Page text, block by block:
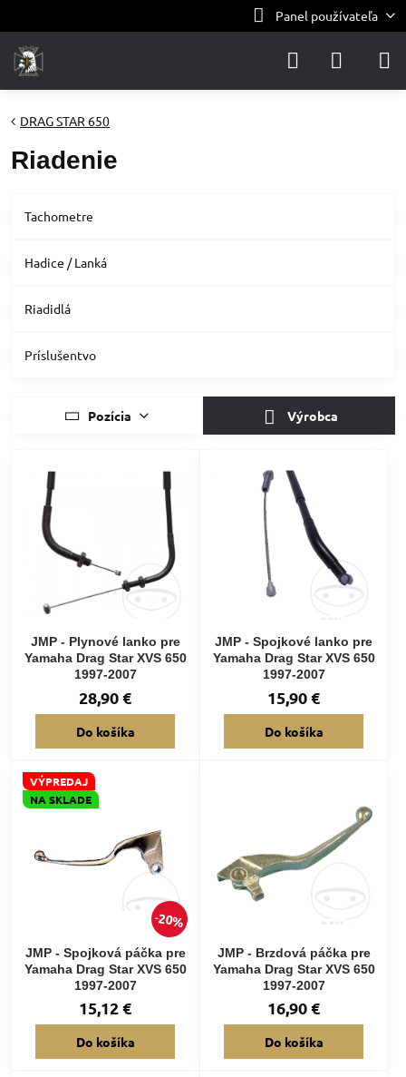
Panel používateľa
DRAG STAR 650
Riadenie
Tachometre
Hadice / Lanká
Riadidlá
Príslušentvo
Pozícia Výrobca
JMP - Plynové lanko pre
Yamaha Drag Star XVS 650
1997-2007
28,90 €
Do košíka
JMP - Spojkové lanko pre
Yamaha Drag Star XVS 650
1997-2007
15,90 €
Do košíka
20%
VÝPREDAJ
NA SKLADE
JMP - Spojková páčka pre
Yamaha Drag Star XVS 650
1997-2007
15,12 €
Do košíka
JMP - Brzdová páčka pre
Yamaha Drag Star XVS 650
1997-2007
16,90 €
Do košíka